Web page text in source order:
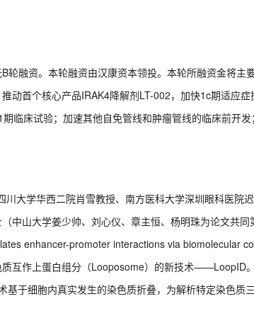
轮融资。本轮融资由汉康资本领投。本轮所融资金将主
动首个核心产品IRAK4降解剂LT-002，加快1c期适应
临床试验；加速其他自免管线和肿瘤管线的临床前开发
大学华西二院肖雪教授、南方医科大学深圳眼科医院
中山大学姜少帅、刘心仪、章主恒、杨明珠为论文共
enhancer-promoter interactions via biomolecular
互作上蛋白组分（Looposome）的新技术——LoopID
基于细胞内真实发生的染色质折叠，为解析特定染色质